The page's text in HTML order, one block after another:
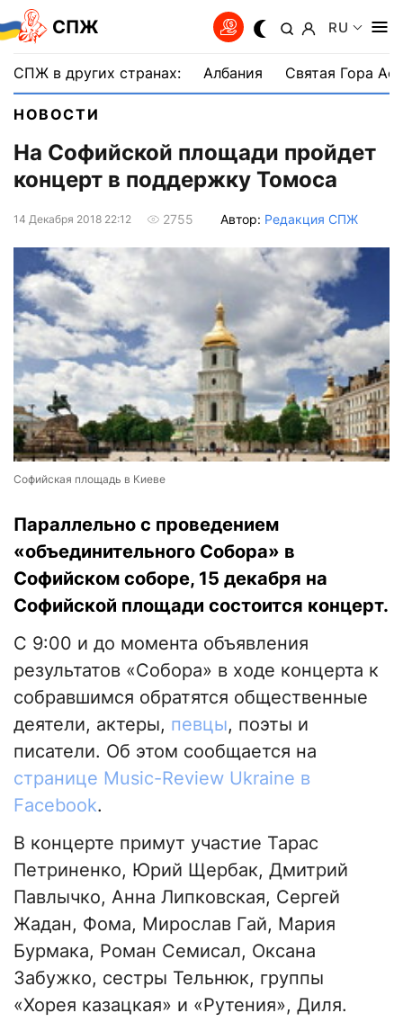
СПЖ RU
СПЖ в других странах: Албания Святая Гора
НОВОСТИ
На Софийской площади пройдет
концерт в поддержку Томоса
14 Декабря 2018 22:12 2755 Автор: Редакция СПЖ
Софийская площадь в Киеве
Параллельно с проведением
«объединительного Собора» в
Софийском соборе, 15 декабря на
Софийской площади состоится концерт.
С 9:00 и до момента объявления
результатов «Собора» в ходе концерта к
собравшимся обратятся общественные
деятели, актеры, певцы, поэты и
писатели. Об этом сообщается на
странице Music-Review Ukraine в
Facebook.
В концерте примут участие Тарас
Петриненко, Юрий Щербак, Дмитрий
Павлычко, Анна Липковская, Сергей
Жадан, Фома, Мирослав Гай, Мария
Бурмака, Роман Семисал, Оксана
Забужко, сестры Тельнюк, группы
«Хорея казацкая» и «Рутения», Диля.